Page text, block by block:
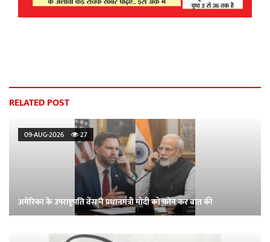
RELATED POST
09-AUG-2026 27
अमेरिका के उपराष्ट्रपति वेंस ने प्रधानमंत्री मोदी को फोन कर बात की